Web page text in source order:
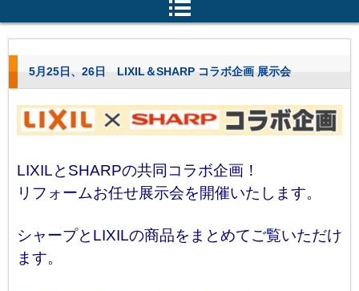
5月25日、26日 LIXIL＆SHARP コラボ企画 展示会
LIXILとSHARPの共同コラボ企画！
リフォームお任せ展示会を開催いたします。
シャープとLIXILの商品をまとめてご覧いただけ
ます。